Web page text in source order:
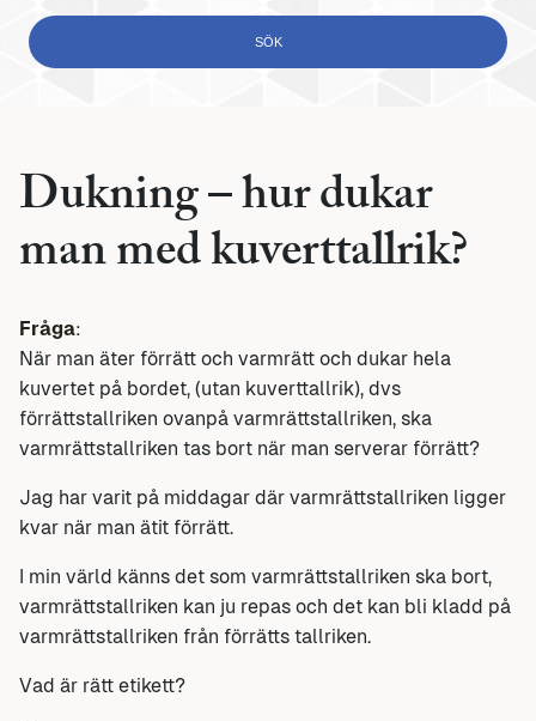
Dukning – hur dukar
man med kuverttallrik?
Fråga:
När man äter förrätt och varmrätt och dukar hela
kuvertet på bordet, (utan kuverttallrik), dvs
förrättstallriken ovanpå varmrättstallriken, ska
varmrättstallriken tas bort när man serverar förrätt?
Jag har varit på middagar där varmrättstallriken ligger
kvar när man ätit förrätt.
I min värld känns det som varmrättstallriken ska bort,
varmrättstallriken kan ju repas och det kan bli kladd på
varmrättstallriken från förrätts tallriken.
Vad är rätt etikett?